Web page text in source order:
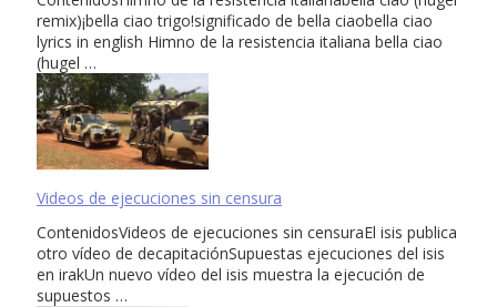
remix)¡bella ciao trigo!significado de bella ciaobella ciao
lyrics in english Himno de la resistencia italiana bella ciao
(hugel …
Videos de ejecuciones sin censura
ContenidosVideos de ejecuciones sin censuraEl isis publica
otro vídeo de decapitaciónSupuestas ejecuciones del isis
en irakUn nuevo vídeo del isis muestra la ejecución de
supuestos …